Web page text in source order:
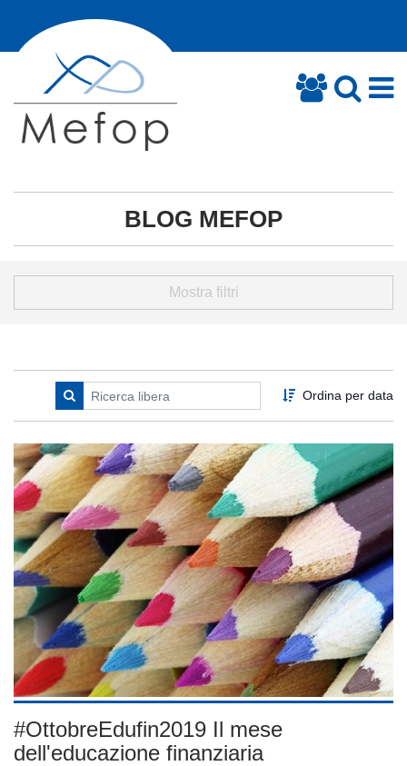
BLOG MEFOP
Mostra filtri
Ordina per data
#OttobreEdufin2019 Il mese
dell'educazione finanziaria